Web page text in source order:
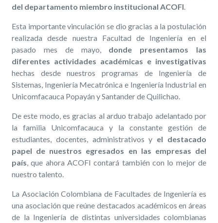
del departamento miembro institucional ACOFI
Esta importante vinculación se dio gracias a la postulación
realizada desde nuestra Facultad de Ingeniería en el
pasado mes de mayo, donde presentamos las
diferentes actividades académicas e investigativas
hechas desde nuestros programas de Ingeniería de
Sistemas, Ingeniería Mecatrónica e Ingeniería Industrial en
Unicomfacauca Popayán y Santander de Quilichao.
De este modo, es gracias al arduo trabajo adelantado por
la familia Unicomfacauca y la constante gestión de
estudiantes, docentes, administrativos y el destacado
papel de nuestros egresados en las empresas del
país , que ahora ACOFI contará también con lo mejor de
nuestro talento.
La Asociación Colombiana de Facultades de Ingeniería es
una asociación que reúne destacados académicos en áreas
de la Ingeniería de distintas universidades colombianas